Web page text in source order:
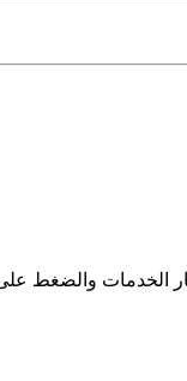
الخدمات والضغط